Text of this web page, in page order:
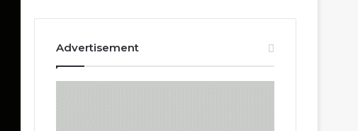
Advertisement